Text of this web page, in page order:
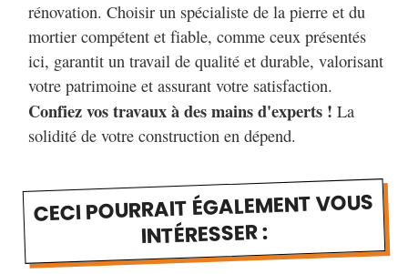
rénovation. Choisir un spécialiste de la pierre et du
mortier compétent et fiable, comme ceux présentés
ici, garantit un travail de qualité et durable, valorisant
votre patrimoine et assurant votre satisfaction.
Confiez vos travaux à des mains d'experts ! La
solidité de votre construction en dépend.
CECI POURRAIT ÉGALEMENT VOUS
INTÉRESSER :